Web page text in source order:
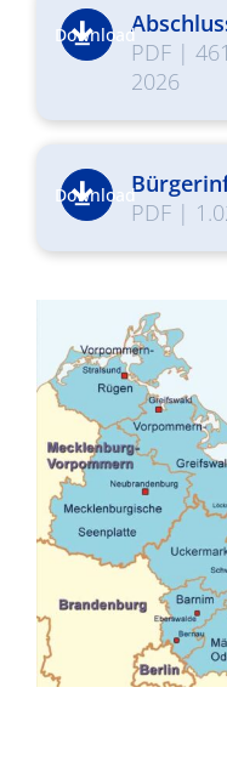
Download
PDF|
2026
Download
PDF|